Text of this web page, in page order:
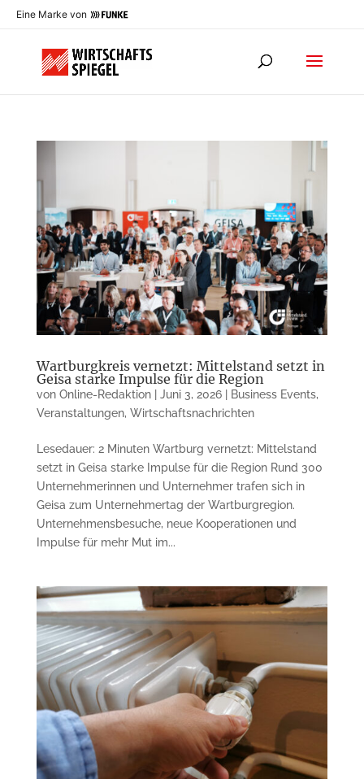
Eine Marke von
Wartburgkreis vernetzt: Mittelstand setzt in
Geisa starke Impulse für die Region
von Online-Redaktion| Juni 3, 2026| Business Events,
Veranstaltungen, Wirtschaftsnachrichten
Lesedauer: 2 Minuten Wartburg vernetzt: Mittelstand
setzt in Geisa starke Impulse für die Region Rund 300
Unternehmerinnen und Unternehmer trafen sich in
Geisa zum Unternehmertag der Wartburgregion.
Unternehmensbesuche, neue Kooperationen und
Impulse für mehr Mut im...